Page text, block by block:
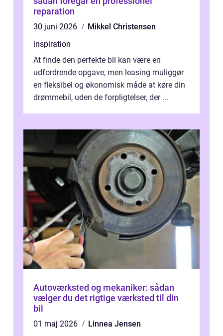
reparation
30 juni 2026
Mikkel Christensen
inspiration
At finde den perfekte bil kan være en
udfordrende opgave, men leasing muliggør
en fleksibel og økonomisk måde at køre din
drømmebil, uden de forpligtelser, der ...
Autoværksted og mekaniker: sådan
vælger du det rigtige værksted til din
bil
01 maj 2026
Linnea Jensen